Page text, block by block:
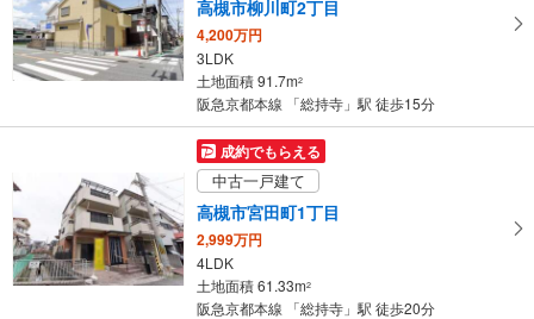
高槻市柳川町2丁目
4,200万円
3LDK
土地面積 91.7m2
阪急京都本線 「総持寺」駅 徒歩15分
成約でもらえる
中古一戸建て
高槻市宮田町1丁目
2,999万円
4LDK
土地面積 61.33m2
阪急京都本線 「総持寺」駅 徒歩20分